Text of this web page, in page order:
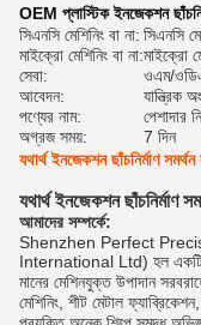
OEM প্লাস্টিক ইনজেকশন
সিএনসি মেশিনিং বা না: সিএনসি
মাইক্রো মেশিনিং বা না:মাইক্রো
সেবা:
ওএম/
আবেদন:
যান্ত্রিক
পণ্যের নাম:
পেশাদার
অগ্রজ সময়:
7 দিন
যথার্থ ইনজেকশন ছাঁচনির্মাণ
যথার্থ ইনজেকশন ছাঁচনির্মাণ
আমাদের সম্পর্কে:
Shenzhen Perfect
International Ltd) হল একটি
মানের মেশিনযুক্ত উপাদান
মেশিনিং, শীট মেটাল